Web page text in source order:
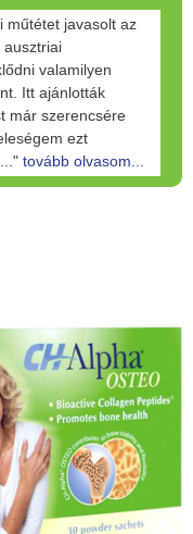
műtétet javasolt az
ausztriai
valamilyen
Itt ajánlották
már szerencsére
ezt
tovább olvasom...